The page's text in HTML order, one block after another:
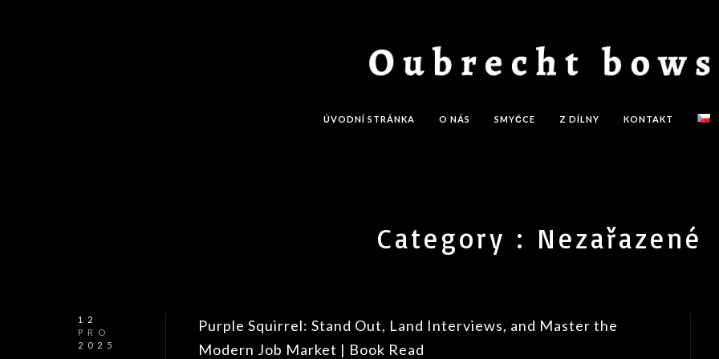
ÚVODNÍ STRÁNKA O NÁS SMYČCE Z DÍLNY KONTAKT
Category : Nezařazené
12
PRO
2025
Purple Squirrel: Stand Out, Land Interviews, and Master the
Modern Job Market | Book Read